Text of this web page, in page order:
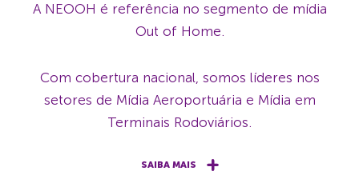
A NEOOH é referência no segmento de mídia
Out of Home.
Com cobertura nacional, somos líderes nos
setores de Mídia Aeroportuária e Mídia em
Terminais Rodoviários.
SAIBA MAIS